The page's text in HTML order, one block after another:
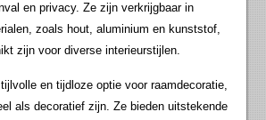
en privacy. Ze zijn verkrijgbaar in
zoals hout, aluminium en kunststof,
zijn voor diverse interieurstijlen.
en tijdloze optie voor raamdecoratie,
als decoratief zijn. Ze bieden uitstekende